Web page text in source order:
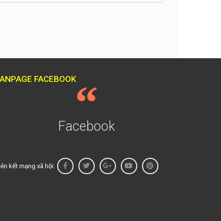
FACEBOOK
Facebook
kết mạng xã hội: